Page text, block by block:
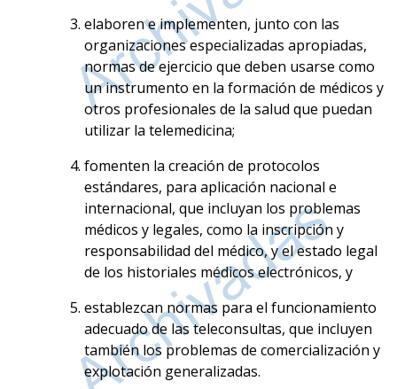
elaboren e implementen, junto con las
organizaciones especializadas apropiadas,
normas de ejercicio que deben usarse como
un instrumento en la formación de médicos y
otros profesionales de la salud que puedan
utilizar la telemedicina;
fomenten la creación de protocolos
estándares, para aplicación nacional e
internacional, que incluyan los problemas
médicos y legales, como la inscripción y
responsabilidad del médico, y el estado legal
de los historiales médicos electrónicos, y
establezcan normas para el funcionamiento
adecuado de las teleconsultas, que incluyen
también los problemas de comercialización y
explotación generalizadas.